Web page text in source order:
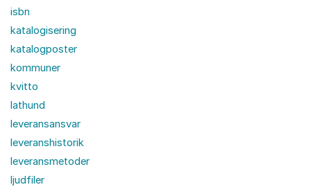
isbn
katalogisering
katalogposter
kommuner
kvitto
lathund
leveransansvar
leveranshistorik
leveransmetoder
ljudfiler